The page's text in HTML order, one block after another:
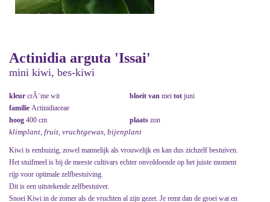
Actinidia arguta 'Issai'
mini kiwi, bes-kiwi
kleur crÃ¨me wit bloeit van mei tot juni
familie Actinidiaceae
hoog 400 cm plaats zon
klimplant, fruit, vruchtgewas, bijenplant
Kiwi is eenhuizig, zowel mannelijk als vrouwelijk en kan dus zichzelf bestuiven.
Het stuifmeel is bij de meeste cultivars echter onvoldoende op het juiste moment
rijp voor optimale zelfbestuiving.
Dit is een uitstekende zelfbestuiver.
Snoei Kiwi in de zomer als de vruchten al zijn gezet. Je remt dan de groei wat en